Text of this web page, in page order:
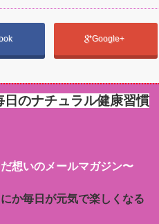
Google+
日のナチュラル健康習慣
想いのメールマガジン〜
か毎日が元気で楽しくなる